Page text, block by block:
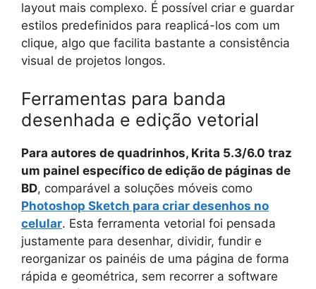
layout mais complexo. É possível criar e guardar
estilos predefinidos para reaplicá-los com um
clique, algo que facilita bastante a consistência
visual de projetos longos.
Ferramentas para banda
desenhada e edição vetorial
Para autores de quadrinhos, Krita 5.3/6.0 traz
um painel específico de edição de páginas de
BD, comparável a soluções móveis como
Photoshop Sketch para criar desenhos no
celular. Esta ferramenta vetorial foi pensada
justamente para desenhar, dividir, fundir e
reorganizar os painéis de uma página de forma
rápida e geométrica, sem recorrer a software